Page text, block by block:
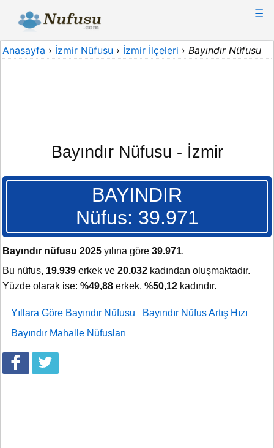
☰
Anasayfa › İzmir Nüfusu › İzmir İlçeleri › Bayındır Nüfusu
Bayındır Nüfusu - İzmir
BAYINDIR
Nüfus: 39.971
Bayındır nüfusu 2025 yılına göre 39.971.
Bu nüfus, 19.939 erkek ve 20.032 kadından oluşmaktadır.
Yüzde olarak ise: %49,88 erkek, %50,12 kadındır.
Yıllara Göre Bayındır Nüfusu
Bayındır Nüfus Artış Hızı
Bayındır Mahalle Nüfusları